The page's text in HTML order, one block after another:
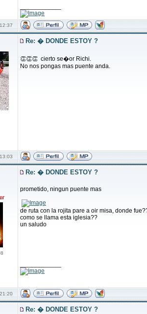
Re: � DONDE ESTOY ?
👏👏👏 cierto se�or Richi.
No nos pongas mas puente anda.
Re: � DONDE ESTOY ?
prometido, ningun puente mas
de ruta con la rojita pare a oir misa, donde
como se llama esta iglesia??
un saludo
Re: � DONDE ESTOY ?